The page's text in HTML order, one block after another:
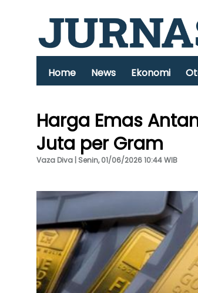
Home News Ekonomi
Harga Emas
Juta per Gram
Vaza Diva | Senin, 01/06/2026 10:44 WIB